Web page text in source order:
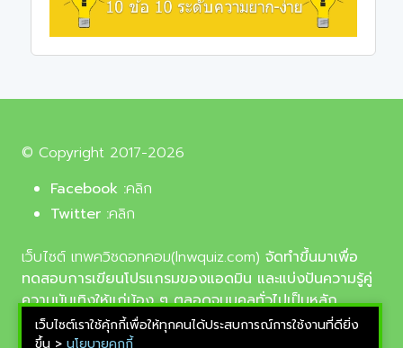
© Copyright 2017-2026
Facebook :คลิก
Twitter :คลิก
เว็บไซต์ เทพควิชดอทคอม(lnwquiz.com) จัดทำขึ้นมาเพื่อ
ทดสอบการเขียนโปรแกรมของแอดมิน และแบ่งปันความรู้คู่
ความบันเทิงให้แก่น้อง ๆ ตลอดจนบุคลทั่วไปเป็นหลัก,
รูปภาพที่นำมาใช้ประกอบบทความเป็นรูปภาพจากเว็บ
pixabay.com และunsplash.com ซึ่งเป็นเว็บแจกรูปฟรี
เว็บไซต์เราใช้คุ้กกี้เพื่อให้ทุกคนได้ประสบการณ์การใช้งานที่ดียิ่ง
ขึ้น > นโยบายคุกกี้